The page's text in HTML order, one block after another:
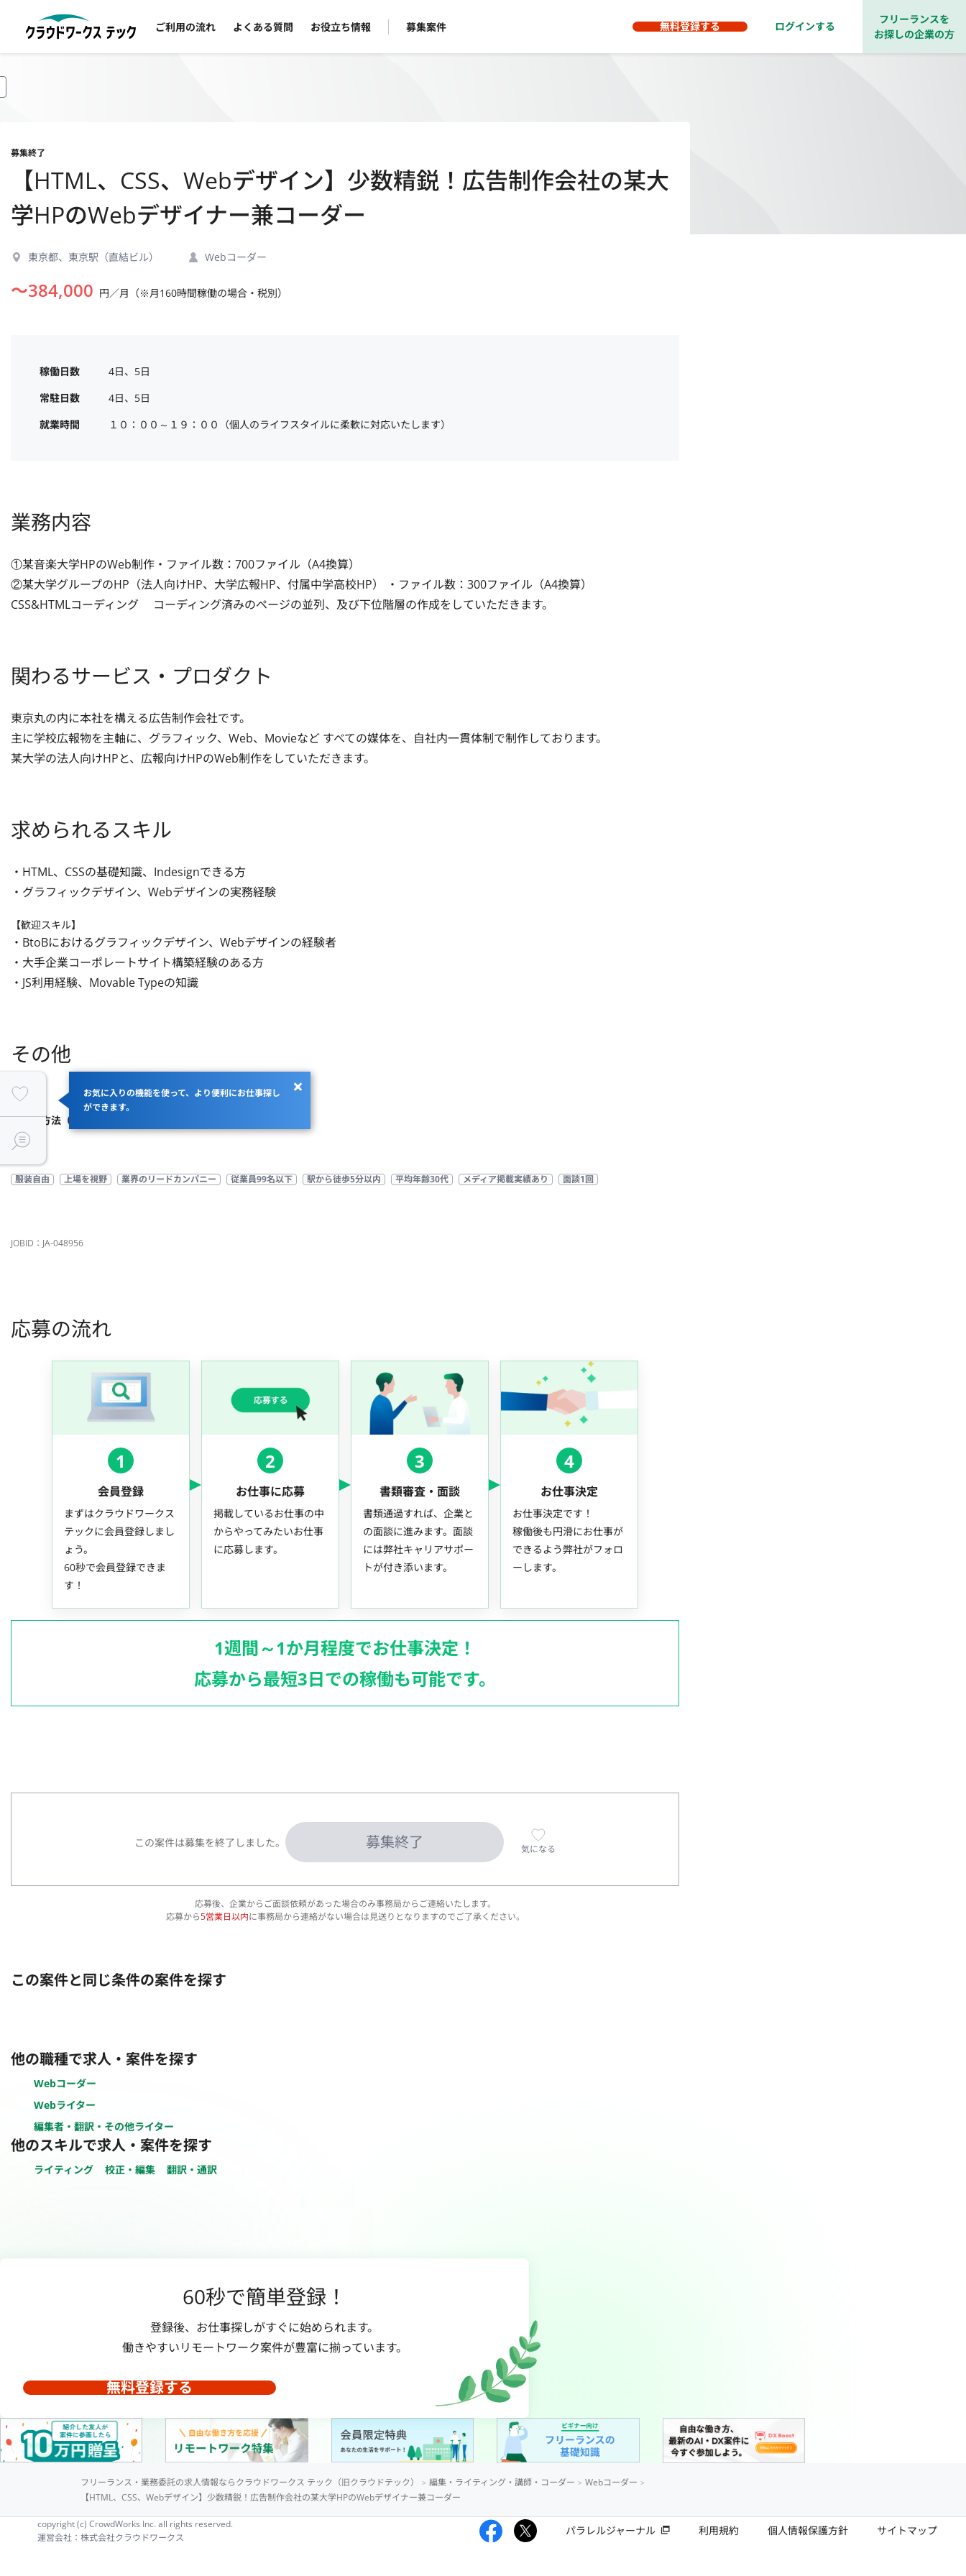
ご利用の流れ よくある質問 お役立ち情報 募集案件 無料登録する ログインする
フリーランスを
お探しの企業の方
お気に入りの機能を使って、より便利にお仕事探し
ができます。
募集終了
【HTML、CSS、Webデザイン】少数精鋭！広告制作会社の某大
学HPのWebデザイナー兼コーダー
東京都、東京駅（直結ビル） Webコーダー
〜384,000 円／月（※月160時間稼働の場合・税別）
稼働日数
4日、5日
常駐日数
4日、5日
就業時間
１０：００～１９：００（個人のライフスタイルに柔軟に対応いたします）
業務内容
①某音楽大学HPのWeb制作・ファイル数：700ファイル（A4換算）
②某大学グループのHP（法人向けHP、大学広報HP、付属中学高校HP） ・ファイル数：300ファイル（A4換算）
CSS&HTMLコーディング 　コーディング済みのページの並列、及び下位階層の作成をしていただきます。
関わるサービス・プロダクト
東京丸の内に本社を構える広告制作会社です。
主に学校広報物を主軸に、グラフィック、Web、Movieなど すべての媒体を、自社内一貫体制で制作しております。
某大学の法人向けHPと、広報向けHPのWeb制作をしていただきます。
求められるスキル
・HTML、CSSの基礎知識、Indesignできる方
・グラフィックデザイン、Webデザインの実務経験
【歓迎スキル】
・BtoBにおけるグラフィックデザイン、Webデザインの経験者
・大手企業コーポレートサイト構築経験のある方
・JS利用経験、Movable Typeの知識
その他
商流
支払い方法（精算幅）
服装自由 上場を視野 業界のリードカンパニー 従業員99名以下 駅から徒歩5分以内 平均年齢30代 メディア掲載実績あり 面談1回
JOBID：JA-048956
応募の流れ
1
会員登録
まずはクラウドワークス
テックに会員登録しまし
ょう。
60秒で会員登録できま
す！
2
お仕事に応募
掲載しているお仕事の中
からやってみたいお仕事
に応募します。
3
書類審査・面談
書類通過すれば、企業と
の面談に進みます。面談
には弊社キャリアサポー
トが付き添います。
4
お仕事決定
お仕事決定です！
稼働後も円滑にお仕事が
できるよう弊社がフォロ
ーします。
1週間～1か月程度でお仕事決定！
応募から最短3日での稼働も可能です。
この案件は募集を終了しました。 募集終了 気になる
応募後、企業からご面談依頼があった場合のみ事務局からご連絡いたします。
応募から5営業日以内に事務局から連絡がない場合は見送りとなりますのでご了承ください。
この案件と同じ条件の案件を探す
他の職種で求人・案件を探す
Webコーダー
Webライター
編集者・翻訳・その他ライター
他のスキルで求人・案件を探す
ライティング 校正・編集 翻訳・通訳
60秒で簡単登録！
登録後、お仕事探しがすぐに始められます。
働きやすいリモートワーク案件が豊富に揃っています。
無料登録する
フリーランス・業務委託の求人情報ならクラウドワークス テック（旧クラウドテック） 編集・ライティング・講師・コーダー
Webコーダー
【HTML、CSS、Webデザイン】少数精鋭！広告制作会社の某大学HPのWebデザイナー兼コーダー
copyright (c) CrowdWorks Inc. all rights reserved.
運営会社：株式会社クラウドワークス
パラレルジャーナル 利用規約 個人情報保護方針 サイトマップ